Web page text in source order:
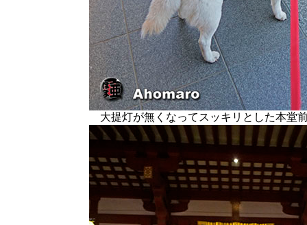
大提灯が無くなってスッキリとした本堂